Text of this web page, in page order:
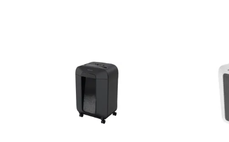
Poubelle coulissante
Taille de déchiquetage